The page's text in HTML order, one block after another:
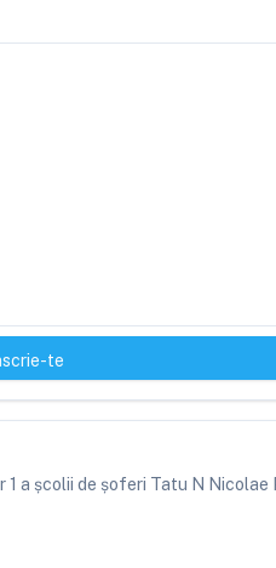
te
a școlii de șoferi Tatu N Nicolae